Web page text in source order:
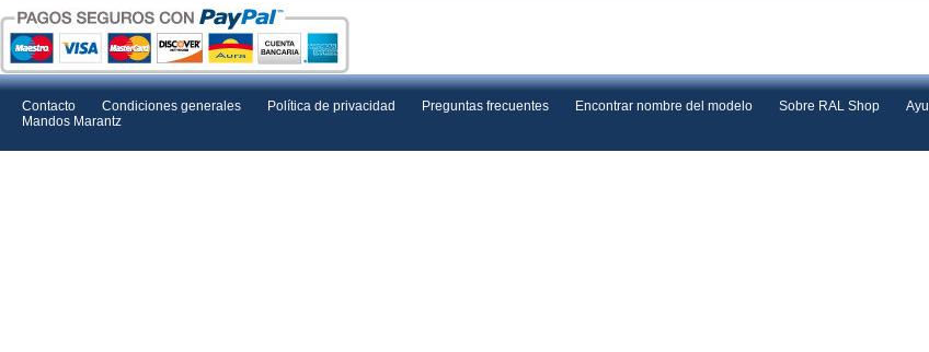
Contacto Condiciones generales Política de privacidad Preguntas frecuentes Encontrar nombre del modelo Sobre RAL Shop
Mandos Marantz